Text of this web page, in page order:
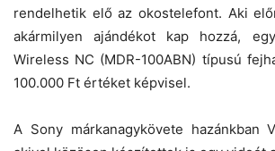
rendelhetik elő az okostelefont. Aki
akármilyen ajándékot kap hozzá,
Wireless NC (MDR-100ABN) típusú
100.000 Ft értéket képvisel.
A Sony márkanagykövete hazánkban